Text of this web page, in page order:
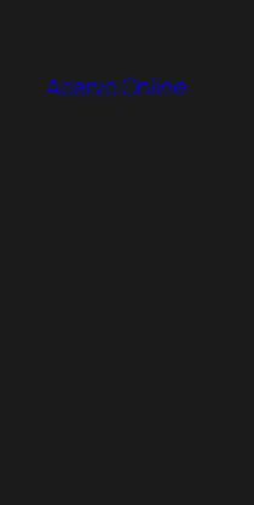
Acervo Online